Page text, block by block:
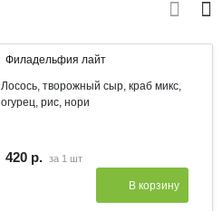
Филадельфия лайт
Лосось, творожный сыр, краб микс,
огурец, рис, нори
420 р. за 1 шт
В корзину